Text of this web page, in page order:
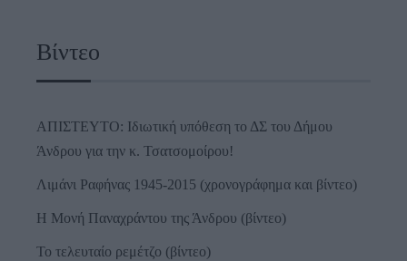
Βίντεο
ΑΠΙΣΤΕΥΤΟ: Ιδιωτική υπόθεση το ΔΣ του Δήμου
Άνδρου για την κ. Τσατσομοίρου!
Λιμάνι Ραφήνας 1945-2015 (χρονογράφημα και βίντεο)
Η Μονή Παναχράντου της Άνδρου (βίντεο)
Το τελευταίο ρεμέτζο (βίντεο)